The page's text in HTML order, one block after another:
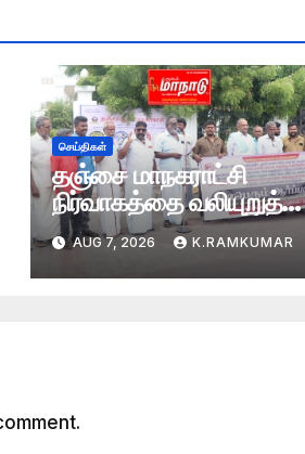
செய்திகள்
தஞ்சை மாநகராட்சி
நிர்வாகத்தை வலியுறுத்தி
ஆர்ப்பாட்டம்
AUG 7, 2026 K.RAMKUMAR